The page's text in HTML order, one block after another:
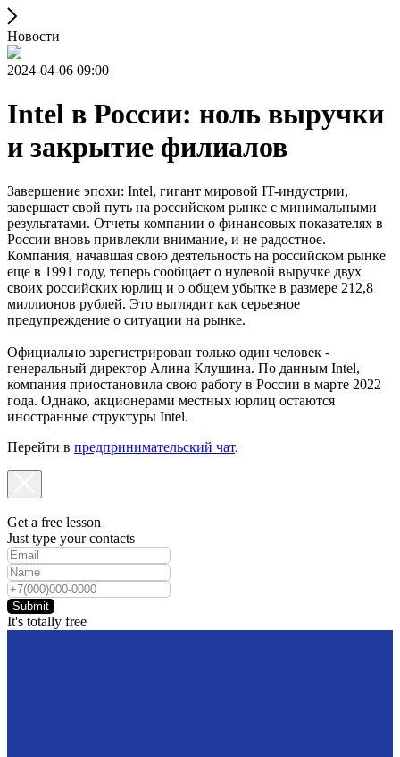
Новости
2024-04-06 09:00
Intel в России: ноль выручки
и закрытие филиалов
Завершение эпохи: Intel, гигант мировой IT-индустрии,
завершает свой путь на российском рынке с минимальными
результатами. Отчеты компании о финансовых показателях в
России вновь привлекли внимание, и не радостное.
Компания, начавшая свою деятельность на российском рынке
еще в 1991 году, теперь сообщает о нулевой выручке двух
своих российских юрлиц и о общем убытке в размере 212,8
миллионов рублей. Это выглядит как серьезное
предупреждение о ситуации на рынке.
Официально зарегистрирован только один человек -
генеральный директор Алина Клушина. По данным Intel,
компания приостановила свою работу в России в марте 2022
года. Однако, акционерами местных юрлиц остаются
иностранные структуры Intel.
Перейти в предпринимательский чат.
Get a free lesson
Just type your contacts
Submit
It's totally free